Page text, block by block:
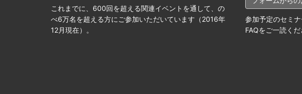
これまでに、600回を超える関連イベントを通して、の
べ6万名を超える方にご参加いただいています（2016年
12月現在）。
参加予定のセミ
FAQをご一読くだ